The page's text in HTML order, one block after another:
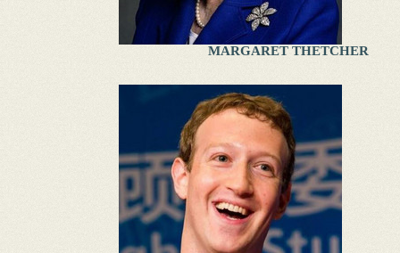
MARGARET THETCHER